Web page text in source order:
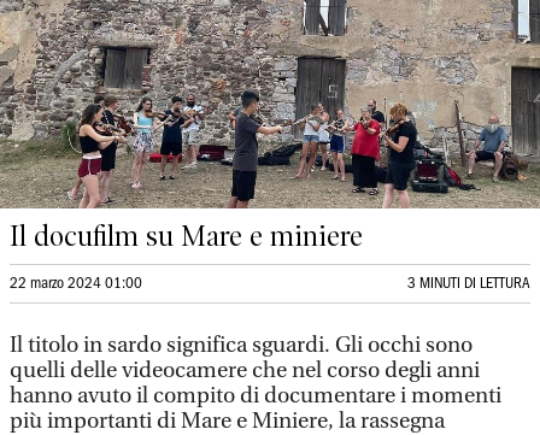
Il docufilm su Mare e miniere
22 marzo 2024 01:00 3 MINUTI DI LETTURA
Il titolo in sardo significa sguardi. Gli occhi sono
quelli delle videocamere che nel corso degli anni
hanno avuto il compito di documentare i momenti
più importanti di Mare e Miniere, la rassegna